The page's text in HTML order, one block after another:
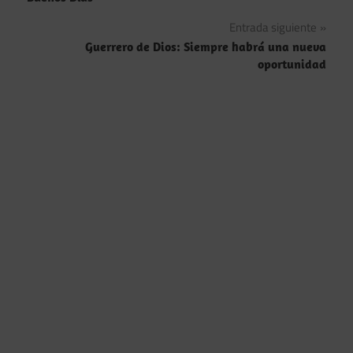
de
entradas
Entrada siguiente
Guerrero de Dios: Siempre habrá una nueva
oportunidad